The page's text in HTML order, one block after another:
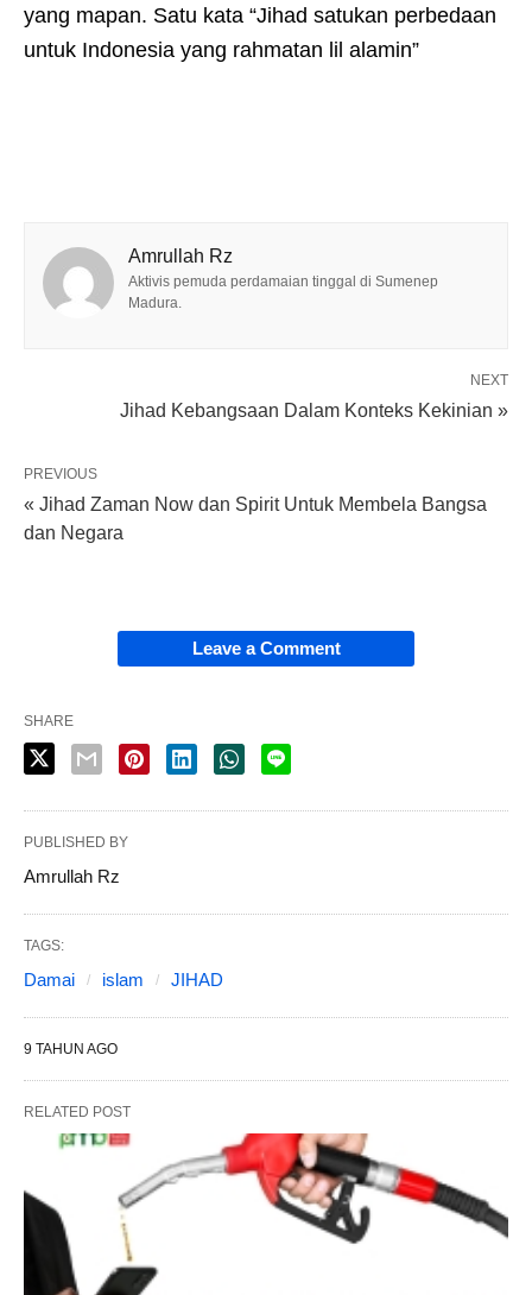
yang mapan. Satu kata “Jihad satukan perbedaan
untuk Indonesia yang rahmatan lil alamin”
Amrullah Rz
Aktivis pemuda perdamaian tinggal di Sumenep
Madura.
NEXT
Jihad Kebangsaan Dalam Konteks Kekinian »
PREVIOUS
« Jihad Zaman Now dan Spirit Untuk Membela Bangsa
dan Negara
Leave a Comment
SHARE
PUBLISHED BY
Amrullah Rz
TAGS:
Damai islam JIHAD
9 TAHUN AGO
RELATED POST